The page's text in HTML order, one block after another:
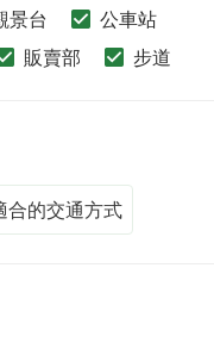
景台
公車站
販賣部 步道
合的交通方式